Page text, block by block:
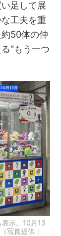
足して展
工夫を重
50体の仲
“もう一つ
表示。10月13
写真提供：